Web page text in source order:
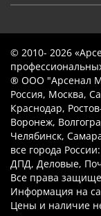
© 2010- 2026
® ООО "Арсенал
Россия, Москва,
Краснодар,
Воронеж,
Челябинск,
все города
ДПД, Деловые,
Все права
Информация на
Цены и наличие